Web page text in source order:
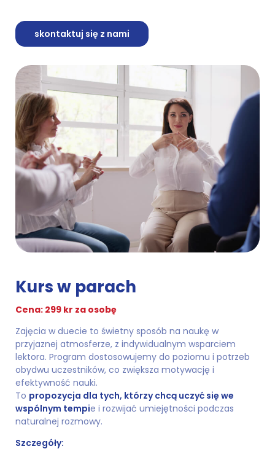
skontaktuj się z nami
Kurs w parach
Cena: 299 kr za osobę
Zajęcia w duecie to świetny sposób na naukę w
przyjaznej atmosferze, z indywidualnym wsparciem
lektora. Program dostosowujemy do poziomu i potrzeb
obydwu uczestników, co zwiększa motywację i
efektywność nauki.
To propozycja dla tych, którzy chcą uczyć się we
wspólnym tempie i rozwijać umiejętności podczas
naturalnej rozmowy.
Szczegóły: